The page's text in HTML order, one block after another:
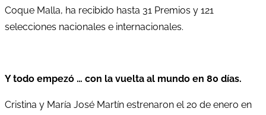
Coque Malla, ha recibido hasta 31 Premios y 121
selecciones nacionales e internacionales.
Y todo empezó … con la vuelta al mundo en 80 días.
Cristina y María José Martín estrenaron el 20 de enero en